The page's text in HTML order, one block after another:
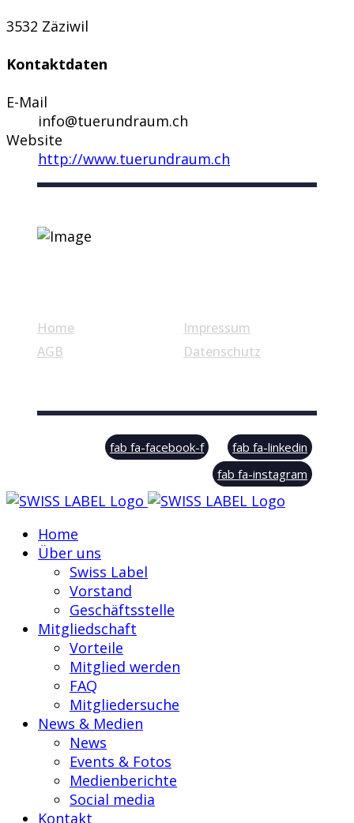
3532 Zäziwil
Kontaktdaten
E-Mail
info@tuerundraum.ch
Website
http://www.tuerundraum.ch
Home
AGB
Impressum
Datenschutz
© Swiss Label, All rights reserved
fab fa-facebook-f
fab fa-linkedin
fab fa-instagram
Home
Über uns
Swiss Label
Vorstand
Geschäftsstelle
Mitgliedschaft
Vorteile
Mitglied werden
FAQ
Mitgliedersuche
News & Medien
News
Events & Fotos
Medienberichte
Social media
Kontakt